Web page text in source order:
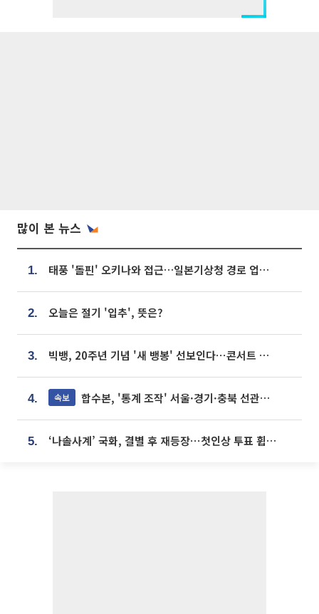
많이 본 뉴스
1. 태풍 '돌핀' 오키나와 접근…일본기상청 경로 업데이트
2. 오늘은 절기 '입추', 뜻은?
3. 빅뱅, 20주년 기념 '새 뱅봉' 선보인다⋯콘서트 앞두고 팝업 개최
4. 속보 합수본, '통계 조작' 서울·경기·충북 선관위 등 추가 압수수색
5. ‘나솔사계’ 국화, 결별 후 재등장⋯첫인상 투표 휩쓸고 ‘인기녀’ 등극